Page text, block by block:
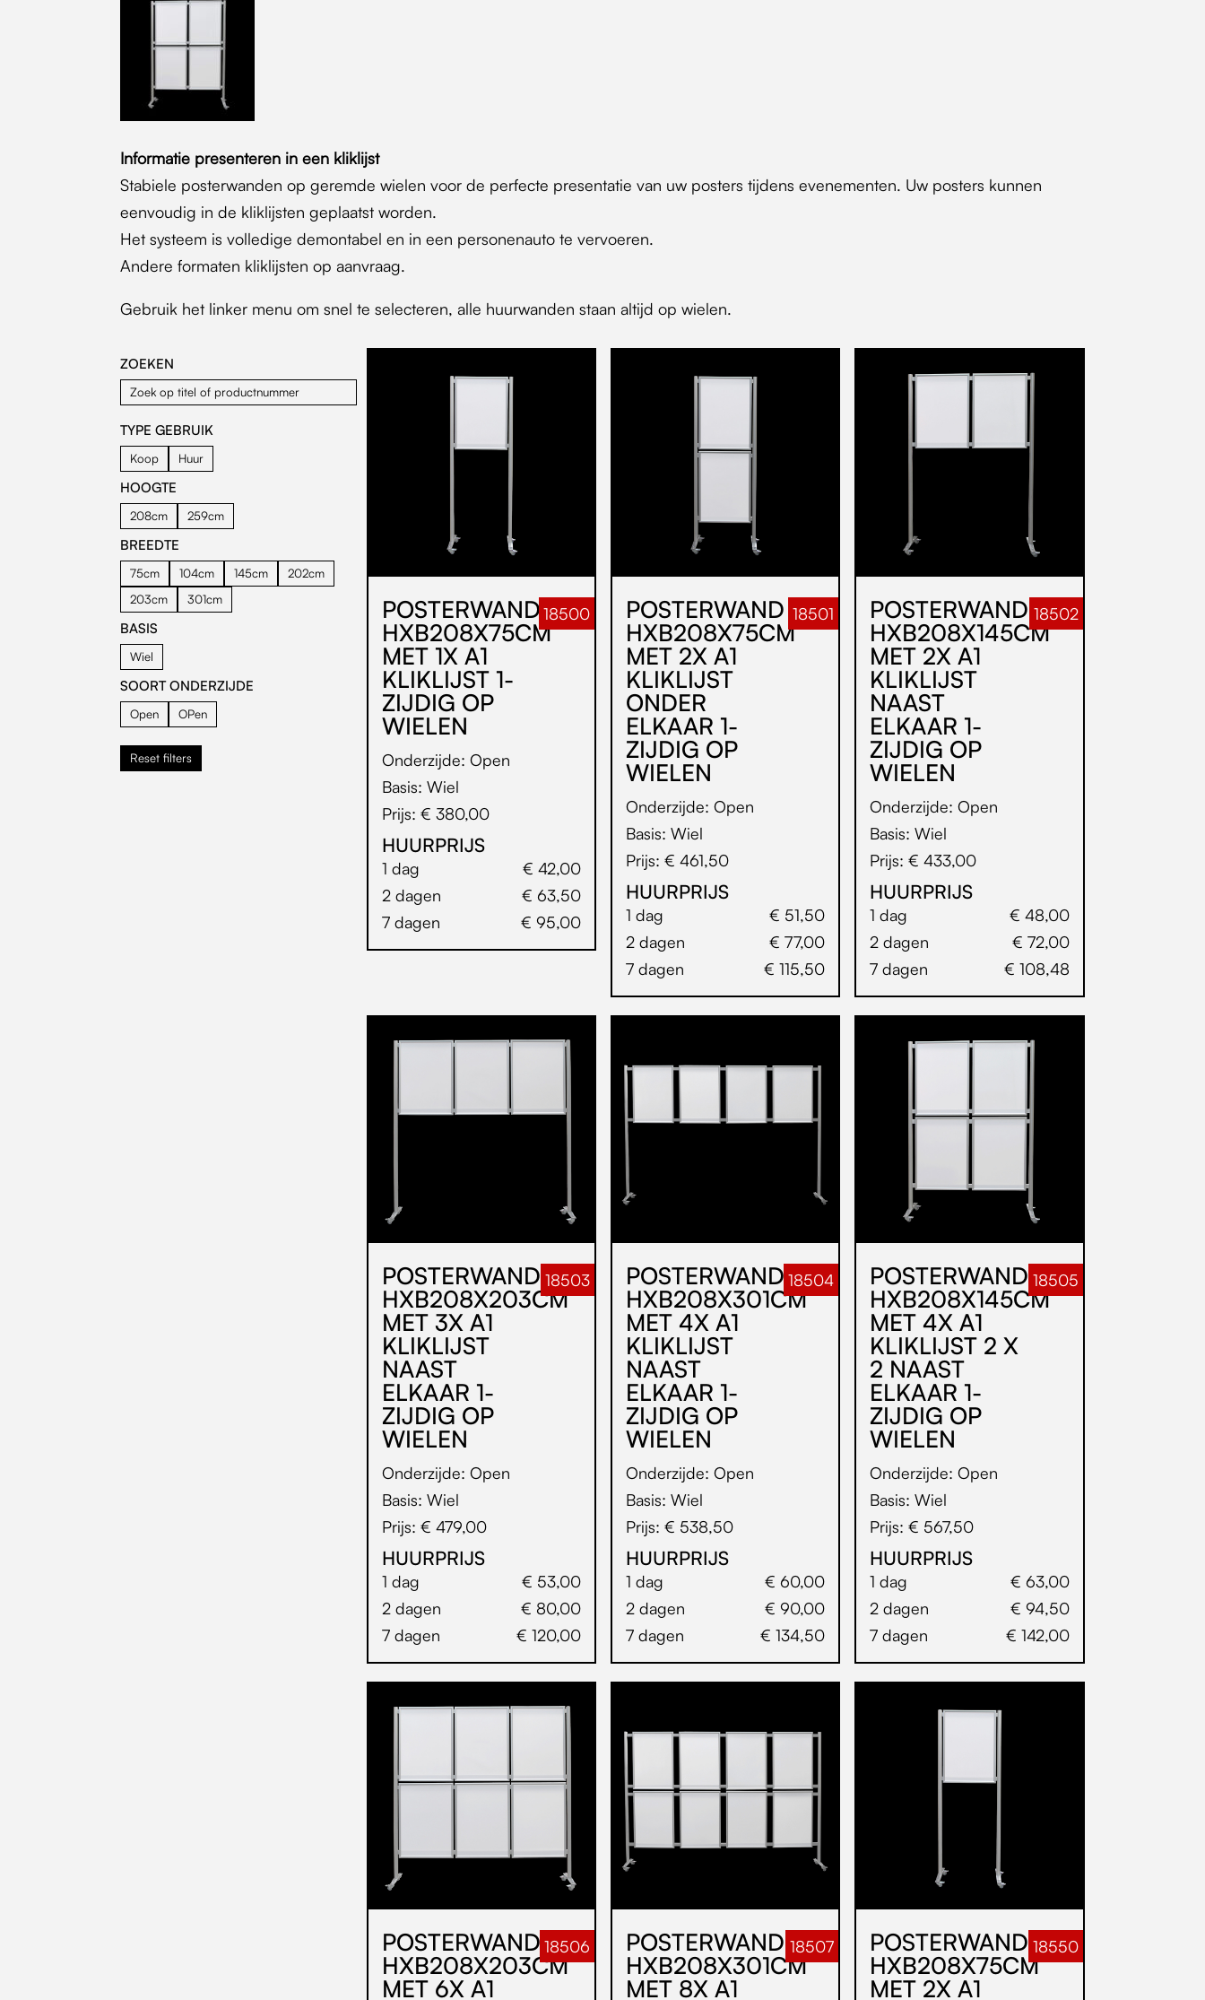
Informatie presenteren in een kliklijst
Stabiele posterwanden op geremde wielen voor de perfecte presentatie van uw posters tijdens evenementen. Uw posters kunnen
eenvoudig in de kliklijsten geplaatst worden.
Het systeem is volledige demontabel en in een personenauto te vervoeren.
Andere formaten kliklijsten op aanvraag.
Gebruik het linker menu om snel te selecteren, alle huurwanden staan altijd op wielen.
ZOEKEN
TYPE GEBRUIK
Koop Huur
HOOGTE
208cm 259cm
BREEDTE
75cm 104cm 145cm
202cm
203cm
301cm
BASIS
Wiel
SOORT ONDERZIJDE
Open OPen
Reset filters
POSTERWAND
HXB208X75CM
MET 1X A1
KLIKLIJST 1-
ZIJDIG OP
WIELEN
Onderzijde: Open
Basis: Wiel
Prijs: € 380,00
18500
HUURPRIJS
1 dag
€ 42,00
2 dagen
€ 63,50
7 dagen
€ 95,00
POSTERWAND
HXB208X75CM
MET 2X A1
KLIKLIJST
ONDER
ELKAAR 1-
ZIJDIG OP
WIELEN
Onderzijde: Open
Basis: Wiel
Prijs: € 461,50
18501
HUURPRIJS
1 dag
€ 51,50
2 dagen
€ 77,00
7 dagen
€ 115,50
POSTERWAND
HXB208X145CM
MET 2X A1
KLIKLIJST
NAAST
ELKAAR 1-
ZIJDIG OP
WIELEN
Onderzijde: Open
Basis: Wiel
Prijs: € 433,00
18502
HUURPRIJS
1 dag
€ 48,00
2 dagen
€ 72,00
7 dagen
€ 108,48
POSTERWAND
HXB208X203CM
MET 3X A1
KLIKLIJST
NAAST
ELKAAR 1-
ZIJDIG OP
WIELEN
Onderzijde: Open
Basis: Wiel
Prijs: € 479,00
18503
HUURPRIJS
1 dag
€ 53,00
2 dagen
€ 80,00
7 dagen
€ 120,00
POSTERWAND
HXB208X301CM
MET 4X A1
KLIKLIJST
NAAST
ELKAAR 1-
ZIJDIG OP
WIELEN
Onderzijde: Open
Basis: Wiel
Prijs: € 538,50
18504
HUURPRIJS
1 dag
€ 60,00
2 dagen
€ 90,00
7 dagen
€ 134,50
POSTERWAND
HXB208X145CM
MET 4X A1
KLIKLIJST 2 X
2 NAAST
ELKAAR 1-
ZIJDIG OP
WIELEN
Onderzijde: Open
Basis: Wiel
Prijs: € 567,50
18505
HUURPRIJS
1 dag
€ 63,00
2 dagen
€ 94,50
7 dagen
€ 142,00
POSTERWAND
HXB208X203CM
MET 6X A1
18506
POSTERWAND
HXB208X301CM
MET 8X A1
18507
POSTERWAND
HXB208X75CM
MET 2X A1
18550